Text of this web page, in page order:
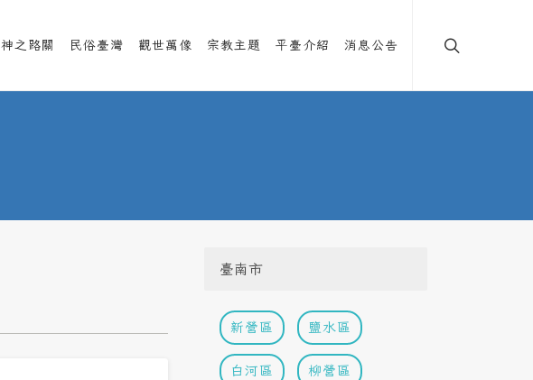
神之路關 民俗臺灣 觀世萬像 宗教主題 平臺介紹 消息公告
臺南市
新營區 鹽水區
白河區 柳營區